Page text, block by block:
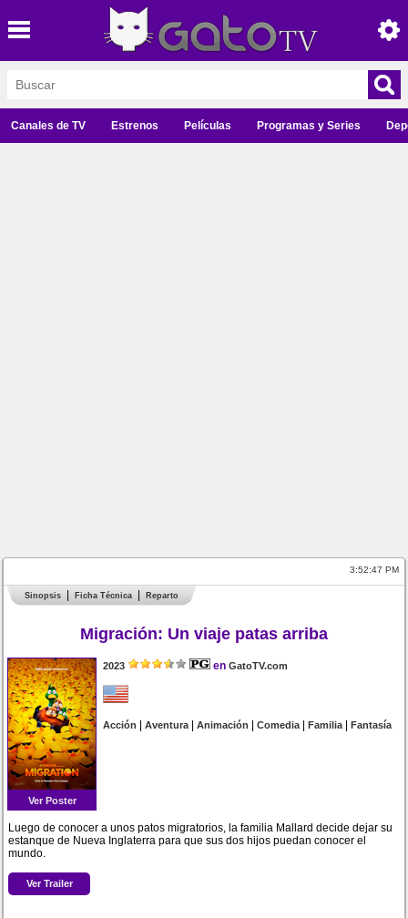
Canales de TV Estrenos Películas Programas y Series
3:52:47 PM
Sinopsis Ficha Técnica Reparto
Migración: Un viaje patas arriba
Ver Poster
2023 en GatoTV.com
Acción |Aventura|Animación |Comedia|Familia|Fantasía
Luego de conocer a unos patos migratorios, la familia Mallard decide dejar su
estanque de Nueva Inglaterra para que sus dos hijos puedan conocer el
mundo.
Ver Trailer